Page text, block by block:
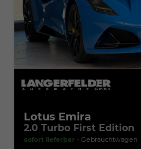
Lotus Emira
2.0 Turbo First Edition
sofort lieferbar Gebrauchtwagen